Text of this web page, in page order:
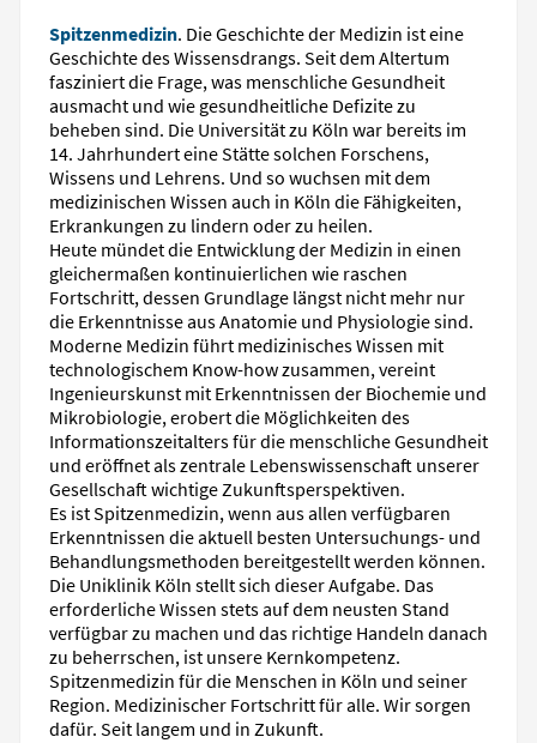
Spitzenmedizin. Die Geschichte der Medizin ist eine
Geschichte des Wissensdrangs. Seit dem Altertum
fasziniert die Frage, was menschliche Gesundheit
ausmacht und wie gesundheitliche Defizite zu
beheben sind. Die Universität zu Köln war bereits im
14. Jahrhundert eine Stätte solchen Forschens,
Wissens und Lehrens. Und so wuchsen mit dem
medizinischen Wissen auch in Köln die Fähigkeiten,
Erkrankungen zu lindern oder zu heilen.
Heute mündet die Entwicklung der Medizin in einen
gleichermaßen kontinuierlichen wie raschen
Fortschritt, dessen Grundlage längst nicht mehr nur
die Erkenntnisse aus Anatomie und Physiologie sind.
Moderne Medizin führt medizinisches Wissen mit
technologischem Know-how zusammen, vereint
Ingenieurskunst mit Erkenntnissen der Biochemie und
Mikrobiologie, erobert die Möglichkeiten des
Informationszeitalters für die menschliche Gesundheit
und eröffnet als zentrale Lebenswissenschaft unserer
Gesellschaft wichtige Zukunftsperspektiven.
Es ist Spitzenmedizin, wenn aus allen verfügbaren
Erkenntnissen die aktuell besten Untersuchungs- und
Behandlungsmethoden bereitgestellt werden können.
Die Uniklinik Köln stellt sich dieser Aufgabe. Das
erforderliche Wissen stets auf dem neusten Stand
verfügbar zu machen und das richtige Handeln danach
zu beherrschen, ist unsere Kernkompetenz.
Spitzenmedizin für die Menschen in Köln und seiner
Region. Medizinischer Fortschritt für alle. Wir sorgen
dafür. Seit langem und in Zukunft.